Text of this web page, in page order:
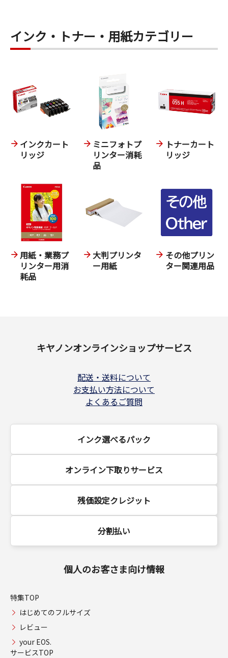
インク・トナー・用紙カテゴリー
インクカート
リッジ
ミニフォトプ
リンター消耗
品
トナーカート
リッジ
用紙・業務プ
リンター用消
耗品
大判プリンタ
ー用紙
その他プリン
ター関連用品
キヤノンオンラインショップサービス
配送・送料について
お支払い方法について
よくあるご質問
インク選べるパック
オンライン下取りサービス
残価設定クレジット
分割払い
個人のお客さま向け情報
特集TOP
はじめてのフルサイズ
レビュー
your EOS.
サービスTOP